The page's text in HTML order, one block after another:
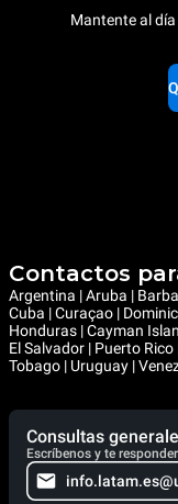
Mantente al
Contactos
Argentina | Aruba |
Cuba | Curaçao |
Honduras | Cayman
El Salvador | Puerto
Tobago | Uruguay |
Consultas
Escríbenos y te